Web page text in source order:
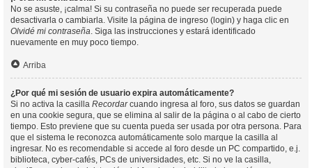
No se asuste, ¡calma! Si su contraseña no puede ser recuperada puede
desactivarla o cambiarla. Visite la página de ingreso (login) y haga clic en
Olvidé mi contraseña. Siga las instrucciones y estará identificado
nuevamente en muy poco tiempo.
Arriba
¿Por qué mi sesión de usuario expira automáticamente?
Si no activa la casilla Recordarcuando ingresa al foro, sus datos se guardan
en una cookie segura, que se elimina al salir de la página o al cabo de cierto
tiempo. Esto previene que su cuenta pueda ser usada por otra persona. Para
que el sistema le reconozca automáticamente solo marque la casilla al
ingresar. No es recomendable si accede al foro desde un PC compartido, e.j.
biblioteca, cyber-cafés, PCs de universidades, etc. Si no ve la casilla,